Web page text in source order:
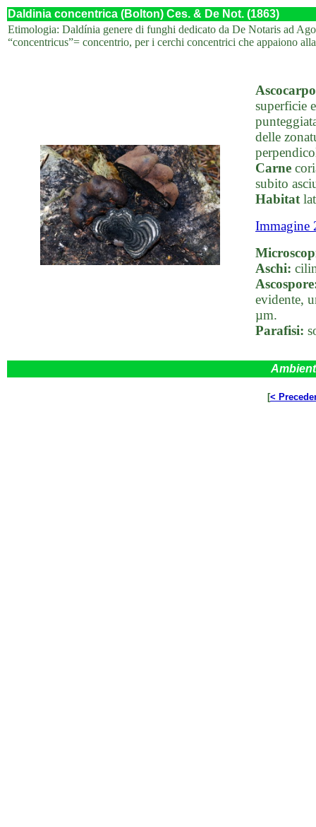
Daldinia concentrica (Bolton) Ces. & De Not. (1863)
Etimologia: Daldínia genere di funghi dedicato da De Notaris ad
“concentricus”= concentrio, per i cerchi concentrici che appaiono
Ascocarpo
superficie
delle
Carne
subito
Habitat
Immagine
Aschi:
evidente,
µm.
Parafisi:
[<